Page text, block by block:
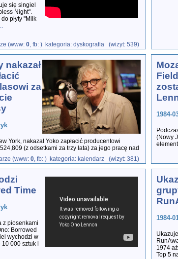
się singiel
Night".
płyty "Milk
(www: 0, fb: ) kategoria: dyskografia (wizyt: 539)
nakazał
za
York, nakazał Yoko zapłacić producentowi
(z odsetkami za trzy lata) za jego pracę nad
(www: 0, fb: ) kategoria: kalendarz (wizyt: 381)
1984-
(Nowy
Time
z piosenkami
Borrowed
wychodzi w
10 000 sztuk i
1984-
1974
Top 5